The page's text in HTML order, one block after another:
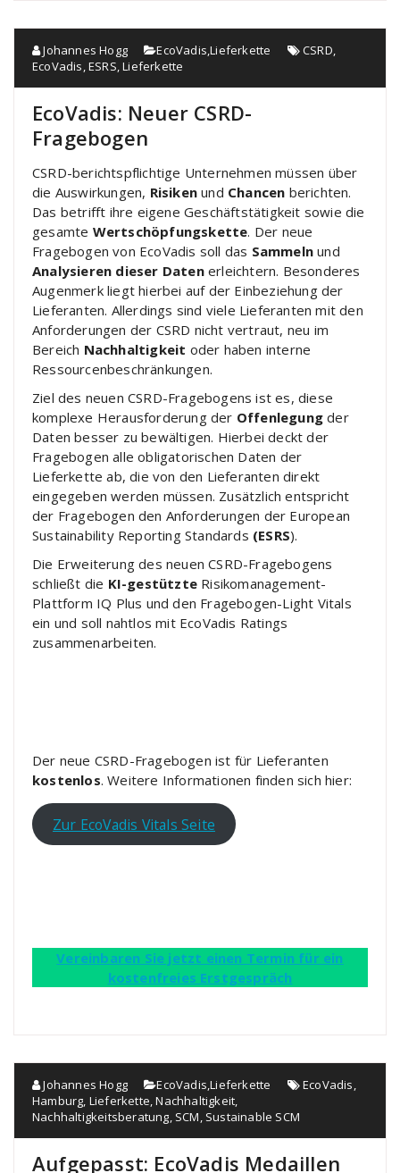
Johannes Hogg EcoVadis,Lieferkette CSRD,
EcoVadis,ESRS,Lieferkette
EcoVadis: Neuer CSRD-
Fragebogen
CSRD-berichtspflichtige Unternehmen müssen über
die Auswirkungen, Risiken und Chancen berichten.
Das betrifft ihre eigene Geschäftstätigkeit sowie die
gesamte Wertschöpfungskette. Der neue
Fragebogen von EcoVadis soll das Sammeln und
Analysieren dieser Datenerleichtern. Besonderes
Augenmerk liegt hierbei auf der Einbeziehung der
Lieferanten. Allerdings sind viele Lieferanten mit den
Anforderungen der CSRD nicht vertraut, neu im
Bereich Nachhaltigkeit oder haben interne
Ressourcenbeschränkungen.
Ziel des neuen CSRD-Fragebogens ist es, diese
komplexe Herausforderung der Offenlegung der
Daten besser zu bewältigen. Hierbei deckt der
Fragebogen alle obligatorischen Daten der
Lieferkette ab, die von den Lieferanten direkt
eingegeben werden müssen. Zusätzlich entspricht
der Fragebogen den Anforderungen der European
Sustainability Reporting Standards (ESRS).
Die Erweiterung des neuen CSRD-Fragebogens
schließt die KI-gestützte Risikomanagement-
Plattform IQ Plus und den Fragebogen-Light Vitals
ein und soll nahtlos mit EcoVadis Ratings
zusammenarbeiten.
Der neue CSRD-Fragebogen ist für Lieferanten
kostenlos. Weitere Informationen finden sich hier:
Zur EcoVadis Vitals Seite
Vereinbaren Sie jetzt einen Termin für ein
kostenfreies Erstgespräch
Johannes Hogg EcoVadis,Lieferkette EcoVadis,
Hamburg, Lieferkette,Nachhaltigkeit,
Nachhaltigkeitsberatung, SCM, Sustainable SCM
Aufgepasst: EcoVadis Medaillen